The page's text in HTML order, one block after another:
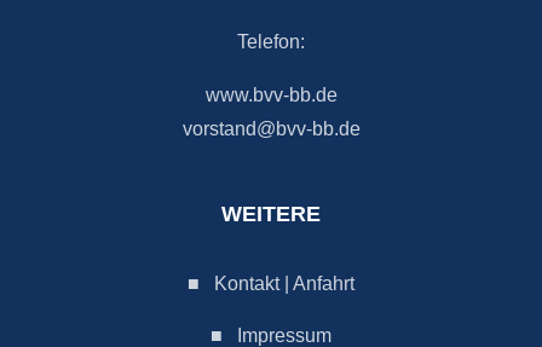
Telefon:
www.bvv-bb.de
vorstand@bvv-bb.de
WEITERE
■ Kontakt | Anfahrt
■ Impressum